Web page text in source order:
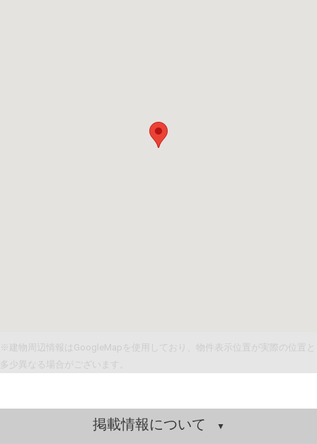
※建物周辺情報はGoogleMapを使用しており、物件表示位置が実際の位置と
多少異なる場合がございます。
掲載情報について